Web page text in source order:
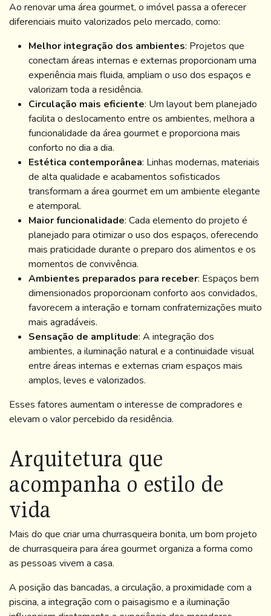
Ao renovar uma área gourmet, o imóvel passa a oferecer
diferenciais muito valorizados pelo mercado, como:
Melhor integração dos ambientes: Projetos que
conectam áreas internas e externas proporcionam uma
experiência mais fluida, ampliam o uso dos espaços e
valorizam toda a residência.
Circulação mais eficiente: Um layout bem planejado
facilita o deslocamento entre os ambientes, melhora a
funcionalidade da área gourmet e proporciona mais
conforto no dia a dia.
Estética contemporânea: Linhas modernas, materiais
de alta qualidade e acabamentos sofisticados
transformam a área gourmet em um ambiente elegante
e atemporal.
Maior funcionalidade: Cada elemento do projeto é
planejado para otimizar o uso dos espaços, oferecendo
mais praticidade durante o preparo dos alimentos e os
momentos de convivência.
Ambientes preparados para receber: Espaços bem
dimensionados proporcionam conforto aos convidados,
favorecem a interação e tornam confraternizações muito
mais agradáveis.
Sensação de amplitude: A integração dos
ambientes, a iluminação natural e a continuidade visual
entre áreas internas e externas criam espaços mais
amplos, leves e valorizados.
Esses fatores aumentam o interesse de compradores e
elevam o valor percebido da residência.
Arquitetura que
acompanha o estilo de
vida
Mais do que criar uma churrasqueira bonita, um bom projeto
de churrasqueira para área gourmet organiza a forma como
as pessoas vivem a casa.
A posição das bancadas, a circulação, a proximidade com a
piscina, a integração com o paisagismo e a iluminação